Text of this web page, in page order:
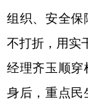
组织、安全保
不打折，用实
经理齐玉顺穿
身后，重点民